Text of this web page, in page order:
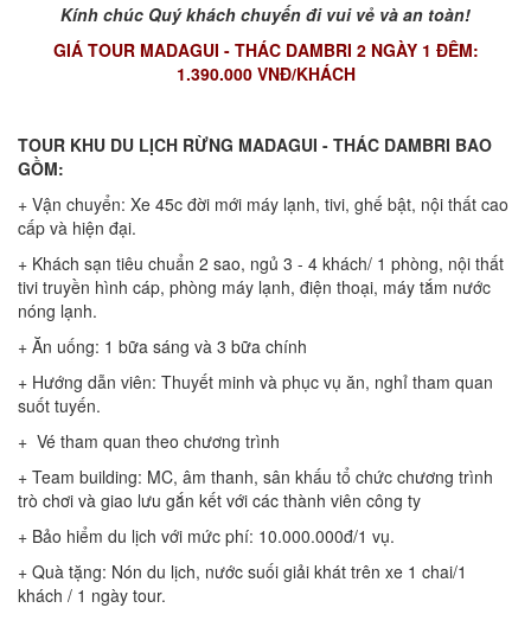
Kính chúc Quý khách chuyến đi vui vẻ và an toàn!
GIÁ TOUR MADAGUI - THÁC DAMBRI 2 NGÀY 1 ĐÊM:
1.390.000 VNĐ/KHÁCH
TOUR KHU DU LỊCH RỪNG MADAGUI - THÁC DAMBRI BAO
GỒM:
+ Vận chuyển: Xe 45c đời mới máy lạnh, tivi, ghế bật, nội thất cao
cấp và hiện đại.
+ Khách sạn tiêu chuẩn 2 sao, ngủ 3 - 4 khách/ 1 phòng, nội thất
tivi truyền hình cáp, phòng máy lạnh, điện thoại, máy tắm nước
nóng lạnh.
+ Ăn uống: 1 bữa sáng và 3 bữa chính
+ Hướng dẫn viên: Thuyết minh và phục vụ ăn, nghỉ tham quan
suốt tuyến.
+ Vé tham quan theo chương trình
+ Team building: MC, âm thanh, sân khấu tổ chức chương trình
trò chơi và giao lưu gắn kết với các thành viên công ty
+ Bảo hiểm du lịch với mức phí: 10.000.000đ/1 vụ.
+ Quà tặng: Nón du lịch, nước suối giải khát trên xe 1 chai/1
khách / 1 ngày tour.